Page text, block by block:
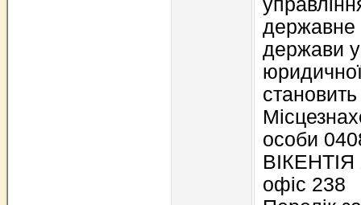
державне
держави у
особи
офіс 238